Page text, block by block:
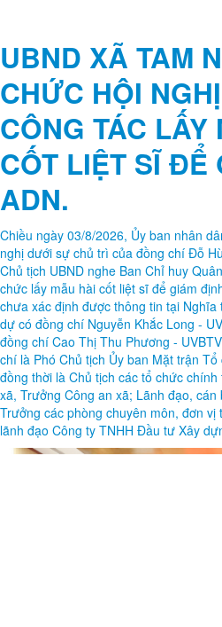
UBND XÃ TAM
CHỨC HỘI
CÔNG TÁC LẤY
CỐT LIỆT SĨ ĐỂ
ADN.
Chiều ngày 03/8/2026, Ủy ban nhân
nghị dưới sự chủ trì của đồng chí Đỗ
Chủ tịch UBND nghe Ban Chỉ huy
chức lấy mẫu hài cốt liệt sĩ để giám
chưa xác định được thông tin tại
dự có đồng chí Nguyễn Khắc Long -
đồng chí Cao Thị Thu Phương -
chí là Phó Chủ tịch Ủy ban Mặt trận
đồng thời là Chủ tịch các tổ chức
xã, Trưởng Công an xã; Lãnh đạo,
Trưởng các phòng chuyên môn, đơn
lãnh đạo Công ty TNHH Đầu tư Xây